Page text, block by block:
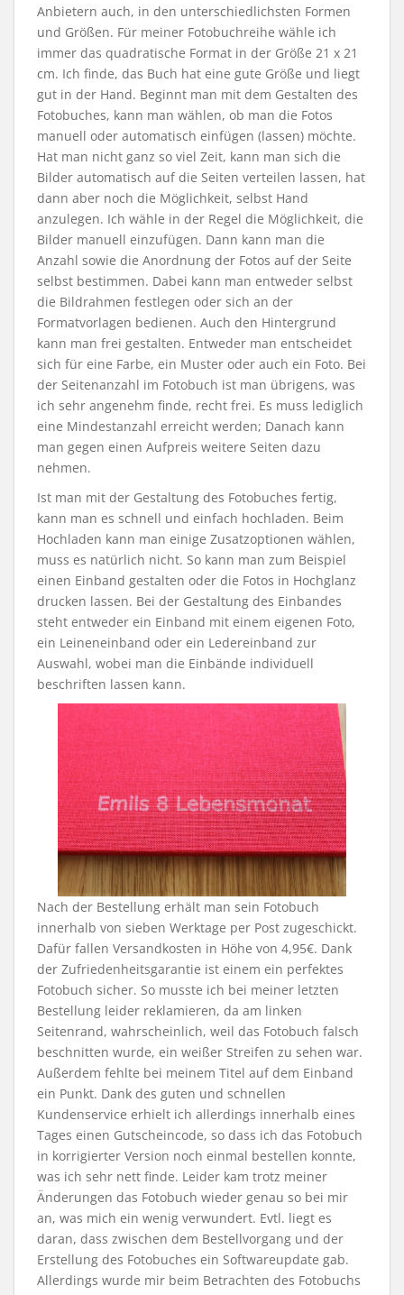
Anbietern auch, in den unterschiedlichsten Formen
und Größen. Für meiner Fotobuchreihe wähle ich
immer das quadratische Format in der Größe 21 x 21
cm. Ich finde, das Buch hat eine gute Größe und liegt
gut in der Hand. Beginnt man mit dem Gestalten des
Fotobuches, kann man wählen, ob man die Fotos
manuell oder automatisch einfügen (lassen) möchte.
Hat man nicht ganz so viel Zeit, kann man sich die
Bilder automatisch auf die Seiten verteilen lassen, hat
dann aber noch die Möglichkeit, selbst Hand
anzulegen. Ich wähle in der Regel die Möglichkeit, die
Bilder manuell einzufügen. Dann kann man die
Anzahl sowie die Anordnung der Fotos auf der Seite
selbst bestimmen. Dabei kann man entweder selbst
die Bildrahmen festlegen oder sich an der
Formatvorlagen bedienen. Auch den Hintergrund
kann man frei gestalten. Entweder man entscheidet
sich für eine Farbe, ein Muster oder auch ein Foto. Bei
der Seitenanzahl im Fotobuch ist man übrigens, was
ich sehr angenehm finde, recht frei. Es muss lediglich
eine Mindestanzahl erreicht werden; Danach kann
man gegen einen Aufpreis weitere Seiten dazu
nehmen.
Ist man mit der Gestaltung des Fotobuches fertig,
kann man es schnell und einfach hochladen. Beim
Hochladen kann man einige Zusatzoptionen wählen,
muss es natürlich nicht. So kann man zum Beispiel
einen Einband gestalten oder die Fotos in Hochglanz
drucken lassen. Bei der Gestaltung des Einbandes
steht entweder ein Einband mit einem eigenen Foto,
ein Leineneinband oder ein Ledereinband zur
Auswahl, wobei man die Einbände individuell
beschriften lassen kann.
Nach der Bestellung erhält man sein Fotobuch
innerhalb von sieben Werktage per Post zugeschickt.
Dafür fallen Versandkosten in Höhe von 4,95€. Dank
der Zufriedenheitsgarantie ist einem ein perfektes
Fotobuch sicher. So musste ich bei meiner letzten
Bestellung leider reklamieren, da am linken
Seitenrand, wahrscheinlich, weil das Fotobuch falsch
beschnitten wurde, ein weißer Streifen zu sehen war.
Außerdem fehlte bei meinem Titel auf dem Einband
ein Punkt. Dank des guten und schnellen
Kundenservice erhielt ich allerdings innerhalb eines
Tages einen Gutscheincode, so dass ich das Fotobuch
in korrigierter Version noch einmal bestellen konnte,
was ich sehr nett finde. Leider kam trotz meiner
Änderungen das Fotobuch wieder genau so bei mir
an, was mich ein wenig verwundert. Evtl. liegt es
daran, dass zwischen dem Bestellvorgang und der
Erstellung des Fotobuches ein Softwareupdate gab.
Allerdings wurde mir beim Betrachten des Fotobuchs